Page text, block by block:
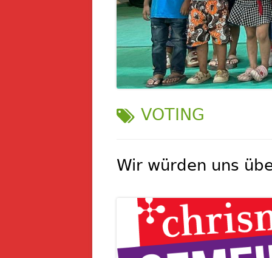
SCHLAGWORT:
VOTING
Wir würden uns